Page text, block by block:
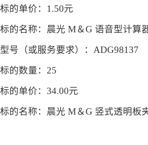
的单价：1.50元
的名称：晨光 M＆G 语音型计算
号（或服务要求）：ADG98137
的数量：25
的单价：34.00元
的名称：晨光 M＆G 竖式透明板